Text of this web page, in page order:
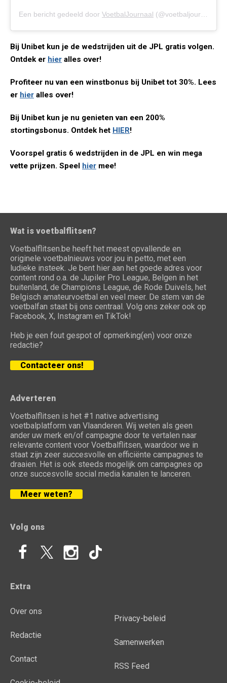
Een bericht gedeeld door VoetbalJournaal (@voetbaljournaal_com) op
Bij Unibet kun je de wedstrijden uit de JPL gratis volgen.
Ontdek er hier alles over!
Profiteer nu van een winstbonus bij Unibet tot 30%. Lees
er hier alles over!
Bij Unibet kun je nu genieten van een 200%
stortingsbonus. Ontdek het HIER!
Voorspel gratis 6 wedstrijden in de JPL en win mega
vette prijzen. Speel hier mee!
Wat is voetbalflitsen?
Voetbalflitsen.be heeft het meest opvallende en
originele voetbalnieuws voor jou in petto, met een
ludieke insteek. Je bent hier aan het goede adres voor
content rond o.a. de Jupiler Pro League, Belgen in het
buitenland, de Champions League, de Rode Duivels, het
Belgisch amateurvoetbal en veel meer. De stem van de
voetbalfan staat bij ons centraal. Volg ons zeker ook op
Facebook, X, Instagram en TikTok!
Heb je een fout gespot of opmerking(en) voor onze
redactie?
Contacteer ons!
Adverteren
Voetbalflitsen is het #1 native advertising
voetbalplatform van Vlaanderen. Wij weten als geen
ander uw merk en/of campagne door te vertalen naar
relevante content voor Voetbalflitsen, waardoor we in
staat zijn zeer succesvolle en efficiënte campagnes te
draaien. Het is ook steeds mogelijk om campagnes op
onze succesvolle social media kanalen te lanceren.
Meer weten?
Volg ons
Extra
Over ons
Redactie
Contact
Privacy-beleid
Samenwerken
RSS Feed